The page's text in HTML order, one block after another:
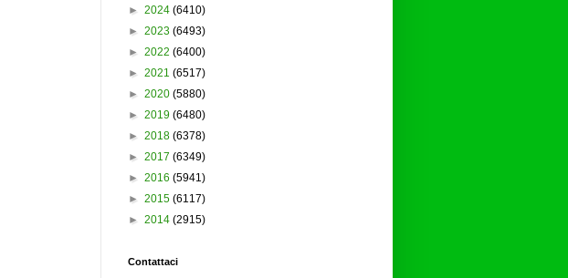
► 2024 (6410)
► 2023 (6493)
► 2022 (6400)
► 2021 (6517)
► 2020 (5880)
► 2019 (6480)
► 2018 (6378)
► 2017 (6349)
► 2016 (5941)
► 2015 (6117)
► 2014 (2915)
Contattaci